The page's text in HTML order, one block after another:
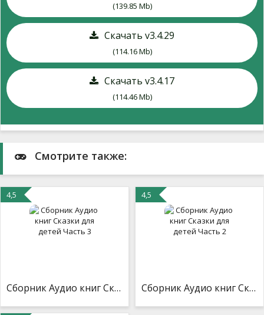
(139.85 Mb)
Скачать v3.4.29
(114.16 Mb)
Скачать v3.4.17
(114.46 Mb)
Смотрите также:
4,5
Сборник Аудио книг Сказки для детей Часть 3
4,5
Сборник Аудио книг Сказки для детей Часть 2